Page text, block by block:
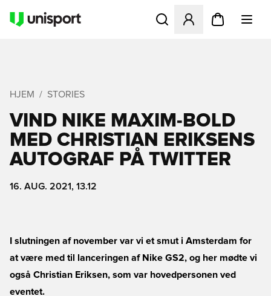
Åbner en Modal til at
HJEM STORIES
VIND NIKE MAXIM-BOLD
MED CHRISTIAN ERIKSENS
AUTOGRAF PÅ TWITTER
16. AUG. 2021, 13.12
I slutningen af november var vi et smut i Amsterdam for
at være med til lanceringen af Nike GS2, og her mødte vi
også Christian Eriksen, som var hovedpersonen ved
eventet.